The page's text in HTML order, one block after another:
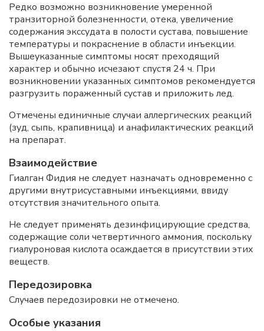
Редко возможно возникновение умеренной
транзиторной болезненности, отека, увеличение
содержания экссудата в полости сустава, повышение
температуры и покраснение в области инъекции.
Вышеуказанные симптомы носят преходящий
характер и обычно исчезают спустя 24 ч. При
возникновении указанных симптомов рекомендуется
разгрузить пораженный сустав и приложить лед.
Отмечены единичные случаи аллергических реакций
(зуд, сыпь, крапивница) и анафилактических реакций
на препарат.
Взаимодействие
Гиалган Фидия не следует назначать одновременно с
другими внутрисуставными инъекциями, ввиду
отсутствия значительного опыта.
Не следует применять дезинфицирующие средства,
содержащие соли четвертичного аммония, поскольку
гиалуроновая кислота осаждается в присутствии этих
веществ.
Передозировка
Случаев передозировки не отмечено.
Особые указания